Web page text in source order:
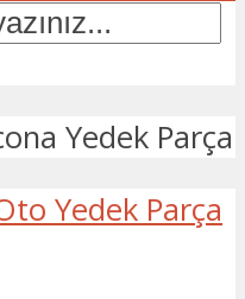
Yedek Parça
Yedek Parça